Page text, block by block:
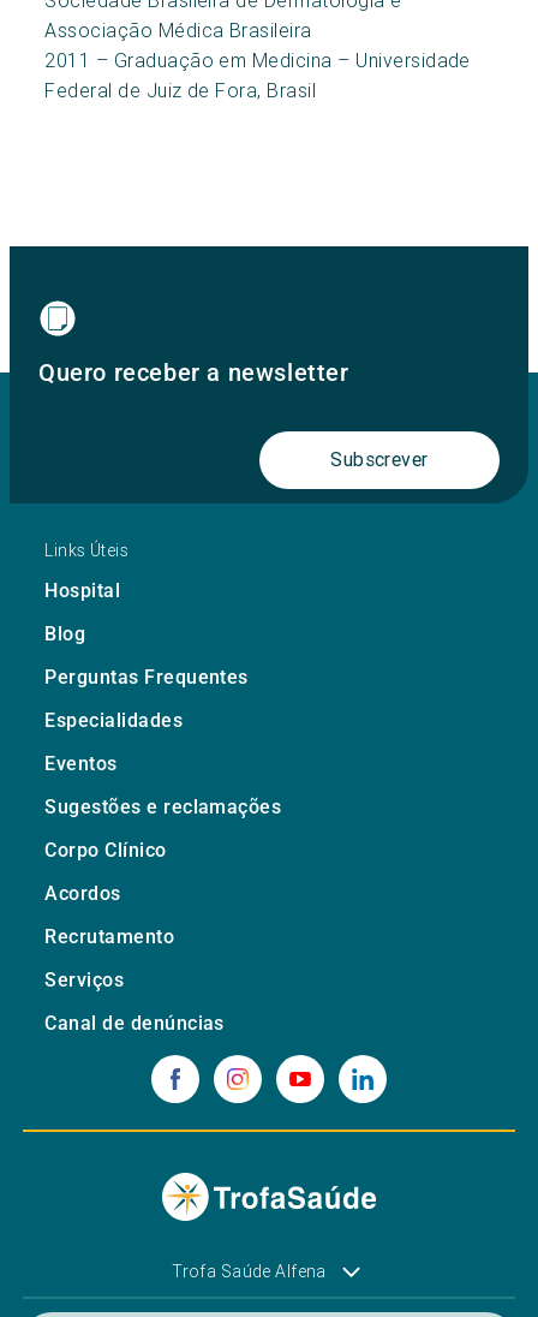
Associação Médica Brasileira
2011 – Graduação em Medicina – Universidade
Federal de Juiz de Fora, Brasil
Quero receber a newsletter
Subscrever
Links Úteis
Hospital
Blog
Perguntas Frequentes
Especialidades
Eventos
Sugestões e reclamações
Corpo Clínico
Acordos
Recrutamento
Serviços
Canal de denúncias
Trofa Saúde Alfena